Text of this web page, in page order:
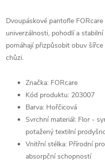
Dvoupáskové pantofle
univerzálnosti, pohodlí a
pomáhají přizpůsobit obuv
chůzi.
Značka: FORcare
Kód produktu: 203007
Barva: Hořčicová
Svrchní materiál: Flor -
potažený textilní
Vnitřní stélka: Přírodní
absorpční schopností